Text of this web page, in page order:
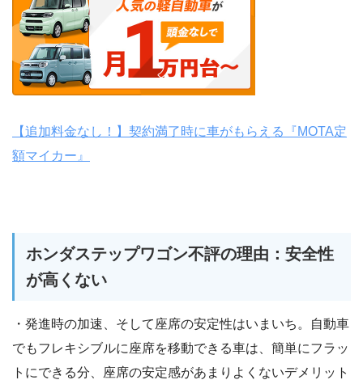
【追加料金なし！】契約満了時に車がもらえる『MOTA定
額マイカー』
ホンダステップワゴン不評の理由：安全性
が高くない
・発進時の加速、そして座席の安定性はいまいち。自動車
でもフレキシブルに座席を移動できる車は、簡単にフラッ
トにできる分、座席の安定感があまりよくないデメリット